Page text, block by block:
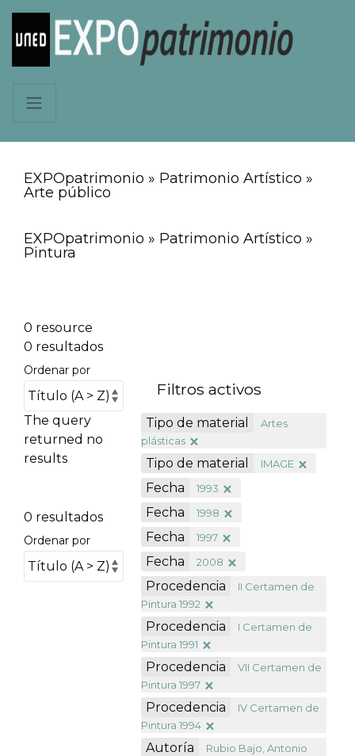
EXPOpatrimonio » Patrimonio Artístico »
Arte público
EXPOpatrimonio » Patrimonio Artístico »
Pintura
0 resource
0 resultados
Ordenar por
The query
returned no
results
0 resultados
Ordenar por
Filtros activos
Tipo de material
Artes
plásticas
Tipo de material IMAGE
Fecha 1993
Fecha 1998
Fecha 1997
Fecha 2008
Procedencia
II Certamen de
Pintura 1992
Procedencia
I Certamen de
Pintura 1991
Procedencia
VII Certamen de
Pintura 1997
Procedencia
IV Certamen de
Pintura 1994
Autoría
Rubio Bajo, Antonio